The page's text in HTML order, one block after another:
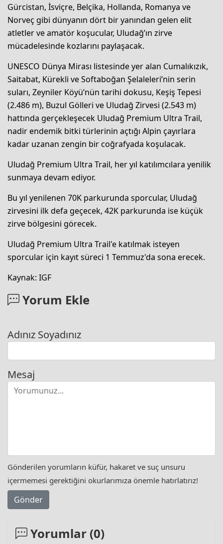
Gürcistan, İsviçre, Belçika, Hollanda, Romanya ve
Norveç gibi dünyanın dört bir yanından gelen elit
atletler ve amatör koşucular, Uludağ’ın zirve
mücadelesinde kozlarını paylaşacak.
UNESCO Dünya Mirası listesinde yer alan Cumalıkızık,
Saitabat, Kürekli ve Softaboğan Şelaleleri’nin serin
suları, Zeyniler Köyü’nün tarihi dokusu, Keşiş Tepesi
(2.486 m), Buzul Gölleri ve Uludağ Zirvesi (2.543 m)
hattında gerçekleşecek Uludağ Premium Ultra Trail,
nadir endemik bitki türlerinin açtığı Alpin çayırlara
kadar uzanan zengin bir coğrafyada koşulacak.
Uludağ Premium Ultra Trail, her yıl katılımcılara yenilik
sunmaya devam ediyor.
Bu yıl yenilenen 70K parkurunda sporcular, Uludağ
zirvesini ilk defa geçecek, 42K parkurunda ise küçük
zirve bölgesini görecek.
Uludağ Premium Ultra Trail'e katılmak isteyen
sporcular için kayıt süreci 1 Temmuz'da sona erecek.
Kaynak: IGF
Yorum Ekle
Adınız Soyadınız
Mesaj
Gönderilen yorumların küfür, hakaret ve suç unsuru
içermemesi gerektiğini okurlarımıza önemle hatırlatırız!
Gönder
Yorumlar (0)